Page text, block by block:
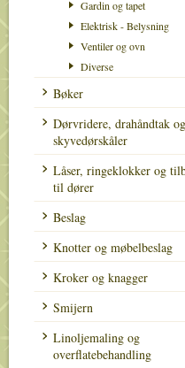
Gardin og tapet
Elektrisk - Belysning
Ventiler og ovn
Diverse
Bøker
Dørvridere, drahåndtak og
skyvedørskåler
Låser, ringeklokker og
til dører
Beslag
Knotter og møbelbeslag
Kroker og knagger
Smijern
Linoljemaling og
overflatebehandling